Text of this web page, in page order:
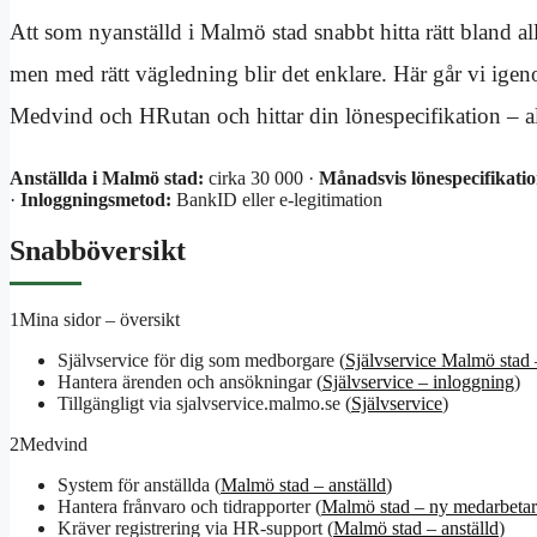
Att som nyanställd i Malmö stad snabbt hitta rätt bland
men med rätt vägledning blir det enklare. Här går vi
Medvind och HRutan och hittar din lönespecifikation –
Anställda i Malmö stad: cirka 30 000 · Månadsvis
· Inloggningsmetod: BankID eller e-legitimation
Snabböversikt
1Mina sidor – översikt
Självservice för dig som medborgare (Självservice Malmö
Hantera ärenden och ansökningar (Självservice – inloggning)
Tillgängligt via sjalvservice.malmo.se (Självservice)
2Medvind
System för anställda (Malmö stad – anställd)
Hantera frånvaro och tidrapporter (Malmö stad – ny
Kräver registrering via HR-support (Malmö stad – anställd)